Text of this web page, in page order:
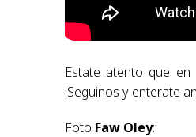
Estate atento que
¡Seguinos y enterate
Foto Faw Oley: